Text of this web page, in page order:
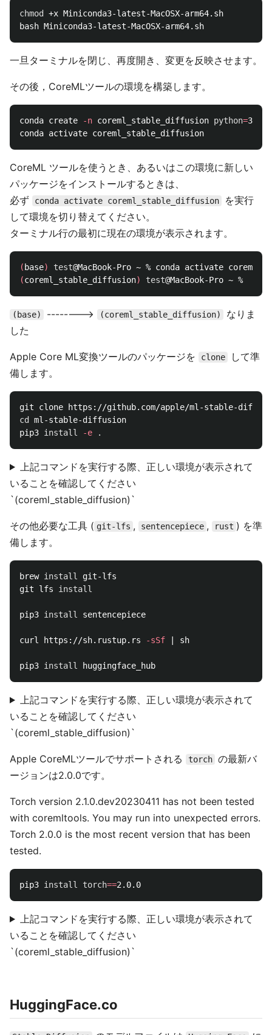
chmod
+x Miniconda3-latest-MacOSX-arm64.sh
一旦ターミナルを閉じ、再度開き、変更を反映させます。
その後，CoreMLツールの環境を構築します。
conda create -n coreml_stable_diffusion python=3.8
CoreML ツールを使うとき、あるいはこの環境に新しい
パッケージをインストールするときは、
必ず
conda activate coreml_stable_diffusion
を実行
して環境を切り替えてください。
ターミナル行の最初に現在の環境が表示されます。
( base)
test
(coreml_stable_diffusion) test
(base) --------> (coreml_stable_diffusion)
なりま
した
Apple Core ML変換ツールのパッケージを clone
して準
備します。
cd ml-stable-diffusion
pip3 install -e .
上記コマンドを実行する際、正しい環境が表示されて
いることを確認してください
`(coreml_stable_diffusion)`
その他必要な工具 ( git-lfs , sentencepiece , rust ) を準
備します。
brew install git-lfs
git lfs install
pip3 install sentencepiece
curl https://sh.rustup.rs -sSf | sh
pip3 install
上記コマンドを実行する際、正しい環境が表示されて
いることを確認してください
`(coreml_stable_diffusion)`
Apple CoreMLツールでサポートされる torch の最新バ
ージョンは2.0.0です。
Torch version 2.1.0.dev20230411 has not been tested
with coremltools. You may run into unexpected errors.
Torch 2.0.0 is the most recent version that has been
tested.
pip3 install torch==
上記コマンドを実行する際、正しい環境が表示されて
いることを確認してください
`(coreml_stable_diffusion)`
HuggingFace.co